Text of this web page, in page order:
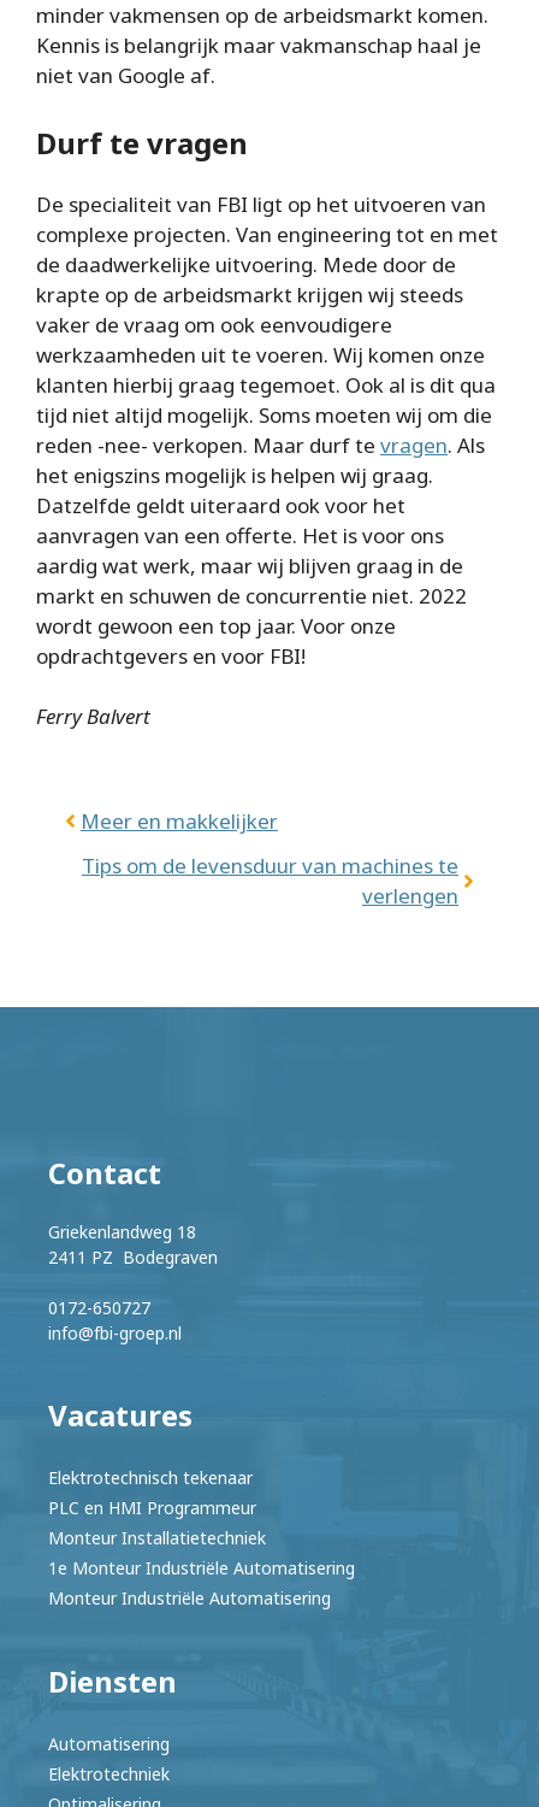
minder vakmensen op de arbeidsmarkt komen.
Kennis is belangrijk maar vakmanschap haal je
niet van Google af.
Durf te vragen
De specialiteit van FBI ligt op het uitvoeren van
complexe projecten. Van engineering tot en met
de daadwerkelijke uitvoering. Mede door de
krapte op de arbeidsmarkt krijgen wij steeds
vaker de vraag om ook eenvoudigere
werkzaamheden uit te voeren. Wij komen onze
klanten hierbij graag tegemoet. Ook al is dit qua
tijd niet altijd mogelijk. Soms moeten wij om die
reden -nee- verkopen. Maar durf te vragen. Als
het enigszins mogelijk is helpen wij graag.
Datzelfde geldt uiteraard ook voor het
aanvragen van een offerte. Het is voor ons
aardig wat werk, maar wij blijven graag in de
markt en schuwen de concurrentie niet. 2022
wordt gewoon een top jaar. Voor onze
opdrachtgevers en voor FBI!
Ferry Balvert
Meer en makkelijker
Tips om de levensduur van machines te
verlengen
Contact
Griekenlandweg 18
2411 PZ Bodegraven
0172-650727
info@fbi-groep.nl
Diensten
Automatisering
Elektrotechniek
Vacatures
Elektrotechnisch tekenaar
PLC en HMI Programmeur
Monteur Installatietechniek
1e Monteur Industriële Automatisering
Monteur Industriële Automatisering